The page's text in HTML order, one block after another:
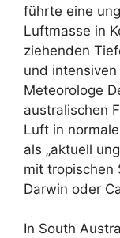
führte eine
Luftmasse in
ziehenden
und
Meteorologe
australischen
Luft in
als „aktuell
mit tropischen
Darwin oder
In South